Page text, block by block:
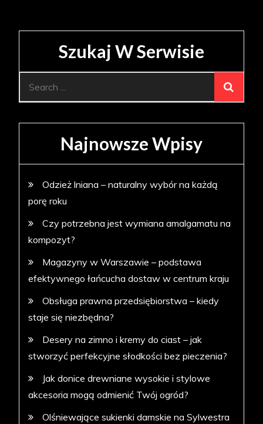
Szukaj W Serwisie
Najnowsze Wpisy
Odzież lniana – naturalny wybór na każdą
porę roku
Czy potrzebna jest wymiana amalgamatu na
kompozyt?
Magazyny w Warszawie – podstawa
efektywnego łańcucha dostaw w centrum kraju
Obsługa prawna przedsiębiorstwa – kiedy
staje się niezbędna?
Desery na zimno i kremy do ciast – jak
stworzyć perfekcyjne słodkości bez pieczenia?
Jak donice drewniane wysokie i stylowe
akcesoria mogą odmienić Twój ogród?
Olśniewające sukienki damskie na Sylwestra